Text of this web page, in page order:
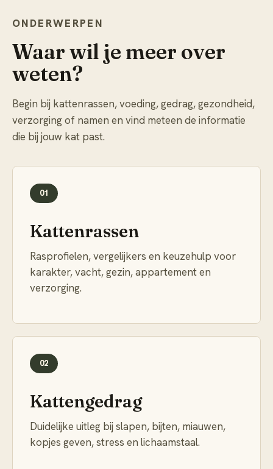
ONDERWERPEN
Waar wil je meer over
weten?
Begin bij kattenrassen, voeding, gedrag, gezondheid,
verzorging of namen en vind meteen de informatie
die bij jouw kat past.
01
Kattenrassen
Rasprofielen, vergelijkers en keuzehulp voor
karakter, vacht, gezin, appartement en
verzorging.
02
Kattengedrag
Duidelijke uitleg bij slapen, bijten, miauwen,
kopjes geven, stress en lichaamstaal.